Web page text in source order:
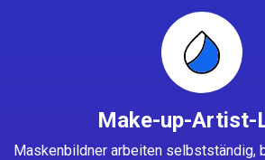
Make-up-Artist-
Maskenbildner arbeiten selbstständig,